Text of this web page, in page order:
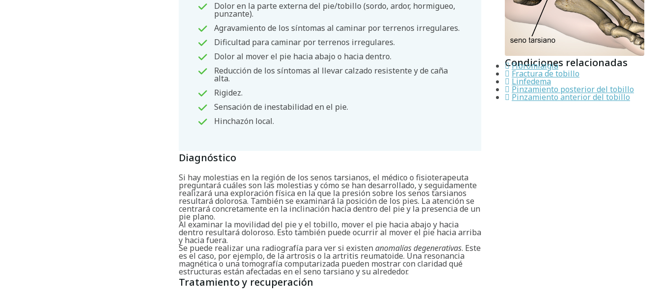
Dolor en la parte externa del pie/tobillo (sordo, ardor, hormigueo,
punzante).
Agravamiento de los síntomas al caminar por terrenos irregulares.
Dificultad para caminar por terrenos irregulares.
Dolor al mover el pie hacia abajo o hacia dentro.
Reducción de los síntomas al llevar calzado resistente y de caña
alta.
Rigidez.
Sensación de inestabilidad en el pie.
Hinchazón local.
Diagnóstico
Si hay molestias en la región de los senos tarsianos, el médico o fisioterapeuta
preguntará cuáles son las molestias y cómo se han desarrollado, y seguidamente
realizará una exploración física en la que la presión sobre los senos tarsianos
resultará dolorosa. También se examinará la posición de los pies. La atención se
centrará concretamente en la inclinación hacia dentro del pie y la presencia de un
pie plano.
Al examinar la movilidad del pie y el tobillo, mover el pie hacia abajo y hacia
dentro resultará doloroso. Esto también puede ocurrir al mover el pie hacia arriba
y hacia fuera.
Se puede realizar una radiografía para ver si existen anomalías degenerativas. Este
es el caso, por ejemplo, de la artrosis o la artritis reumatoide. Una resonancia
magnética o una tomografía computarizada pueden mostrar con claridad qué
estructuras están afectadas en el seno tarsiano y su alrededor.
Tratamiento y recuperación
Condiciones relacionadas
Fibromialgia
Fractura de tobillo
Linfedema
Pinzamiento posterior del tobillo
Pinzamiento anterior del tobillo